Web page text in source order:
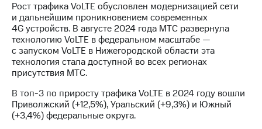
"МТС"
Собрания
акционеров
Личный
кабинет
акционера
Акционерный
Контроль
и
аудит
Рост трафика VoLTE обусловлен модернизацией сети
и дальнейшим проникновением современных
4G устройств. В августе 2024 года МТС развернула
технологию VoLTE в федеральном масштабе —
с запуском VoLTE в Нижегородской области эта
технология стала доступной во всех регионах
присутствия МТС.
В топ-3 по приросту трафика VoLTE в 2024 году вошли
Приволжский (+12,5%), Уральский (+9,3%) и Южный
(+3,4%) федеральные округа.